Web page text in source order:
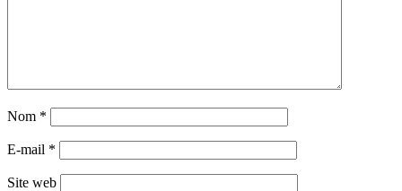
Nom *
E-mail *
Site web